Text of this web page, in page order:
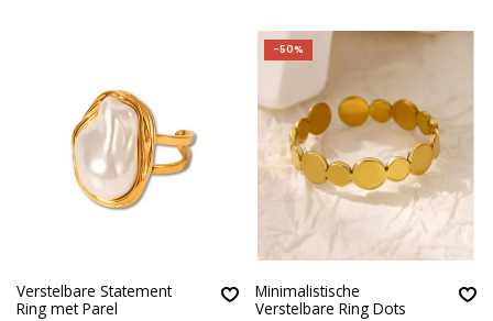
Verstelbare Statement
Ring met Parel
-50%
Minimalistische
Verstelbare Ring Dots